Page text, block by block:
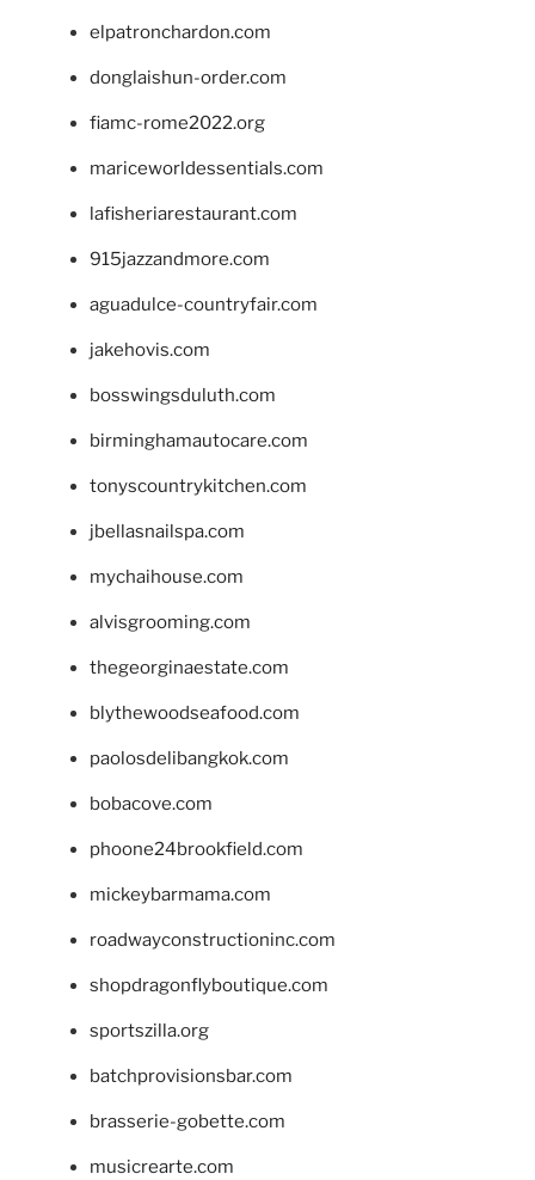
elpatronchardon.com
donglaishun-order.com
fiamc-rome2022.org
mariceworldessentials.com
lafisheriarestaurant.com
915jazzandmore.com
aguadulce-countryfair.com
jakehovis.com
bosswingsduluth.com
birminghamautocare.com
tonyscountrykitchen.com
jbellasnailspa.com
mychaihouse.com
alvisgrooming.com
thegeorginaestate.com
blythewoodseafood.com
paolosdelibangkok.com
bobacove.com
phoone24brookfield.com
mickeybarmama.com
roadwayconstructioninc.com
shopdragonflyboutique.com
sportszilla.org
batchprovisionsbar.com
brasserie-gobette.com
musicrearte.com